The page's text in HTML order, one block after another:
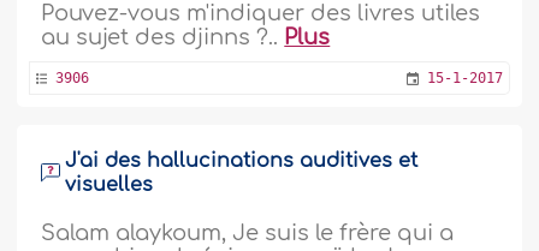
Pouvez-vous m'indiquer des livres utiles
au sujet des djinns ?.. Plus
3906 15-1-2017
J'ai des hallucinations auditives et
visuelles
Salam alaykoum, Je suis le frère qui a